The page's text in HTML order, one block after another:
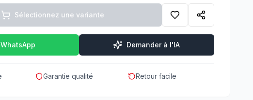
Sélectionnez une variante
WhatsApp Demander à l'IA
Garantie qualité Retour facile